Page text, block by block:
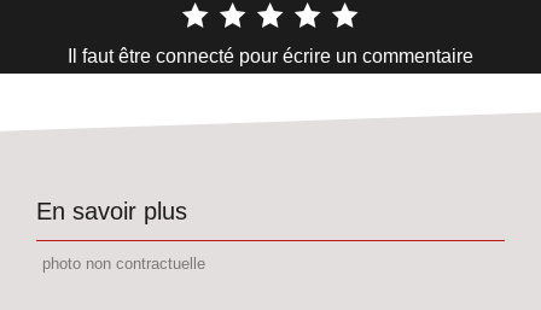
Il faut être connecté pour écrire un commentaire
En savoir plus
photo non contractuelle